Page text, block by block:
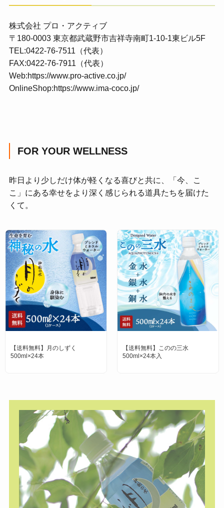
株式会社 プロ・アクティブ
〒180-0003 東京都武蔵野市吉祥寺南町1-10-1東ビル5F
TEL:0422-76-7511（代表）
FAX:0422-76-7911（代表）
Web:https://www.pro-active.co.jp/
OnlineShop:https://www.ima-coco.jp/
FOR YOUR WELLNESS
昨日より少しだけ体が軽くなる喜びと共に、「今、こ
こ」にある幸せをより深く感じられる道具たちを届けた
くて。
【送料無料】このの三水
500ml×24本入
神秘の水 夢 ゆの里温泉水
（小）100ml